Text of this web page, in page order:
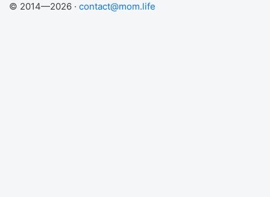
© 2014—2026 · contact@mom.life